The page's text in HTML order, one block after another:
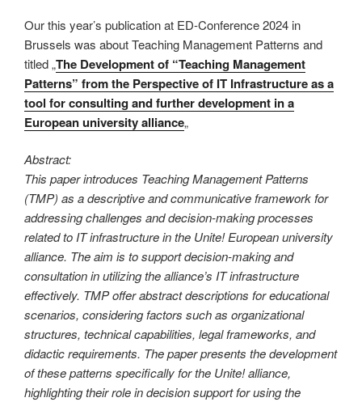
Our this year’s publication at ED-Conference 2024 in
Brussels was about Teaching Management Patterns and
titled „The Development of “Teaching Management
Patterns” from the Perspective of IT Infrastructure as a
tool for consulting and further development in a
European university alliance„
Abstract:
This paper introduces Teaching Management Patterns
(TMP) as a descriptive and communicative framework for
addressing challenges and decision-making processes
related to IT infrastructure in the Unite! European university
alliance. The aim is to support decision-making and
consultation in utilizing the alliance’s IT infrastructure
effectively. TMP offer abstract descriptions for educational
scenarios, considering factors such as organizational
structures, technical capabilities, legal frameworks, and
didactic requirements. The paper presents the development
of these patterns specifically for the Unite! alliance,
highlighting their role in decision support for using the